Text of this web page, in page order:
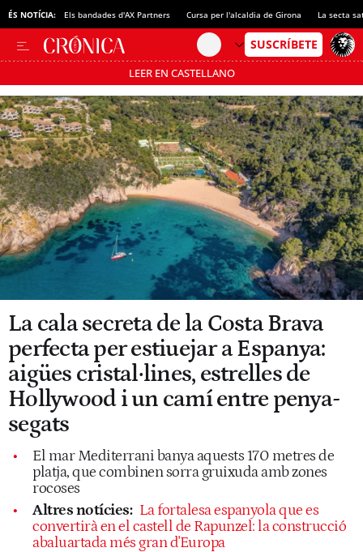
ÉS NOTÍCIA: Els bandades d'AX Partners Cursa per l'alcaldia de Girona La secta
LEER EN CASTELLANO
Passa’t al mode estalvi
La cala secreta de la Costa Brava
perfecta per estiuejar a Espanya:
aigües cristal·lines, estrelles de
Hollywood i un camí entre penya-
segats
El mar Mediterrani banya aquests 170 metres de
platja, que combinen sorra gruixuda amb zones
rocoses
Altres notícies: La fortalesa espanyola que es
convertirà en el castell de Rapunzel: la construcció
abaluartada més gran d'Europa